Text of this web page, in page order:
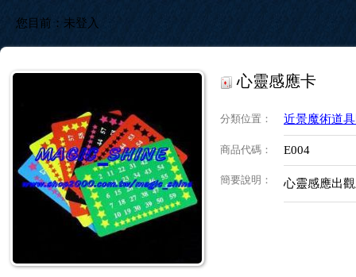
您目前： 未登入
心靈感應卡
分類位置 ： 近景魔術道
商品代碼 ： E004
簡要說明 ： 心靈感應出